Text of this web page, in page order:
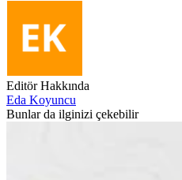
Editör Hakkında
Eda Koyuncu
Bunlar da ilginizi çekebilir